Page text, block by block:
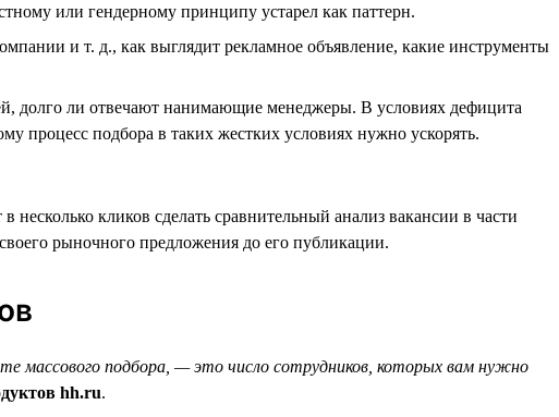
или гендерному принципу устарел как паттерн.
и т. д., как выглядит рекламное объявление, какие инструменты
долго ли отвечают нанимающие менеджеры. В условиях дефицита
процесс подбора в таких жестких условиях нужно ускорять.
кликов сделать сравнительный анализ вакансии в части
рыночного предложения до его публикации.
массового подбора, — это число сотрудников, которых вам нужно
hh.ru.